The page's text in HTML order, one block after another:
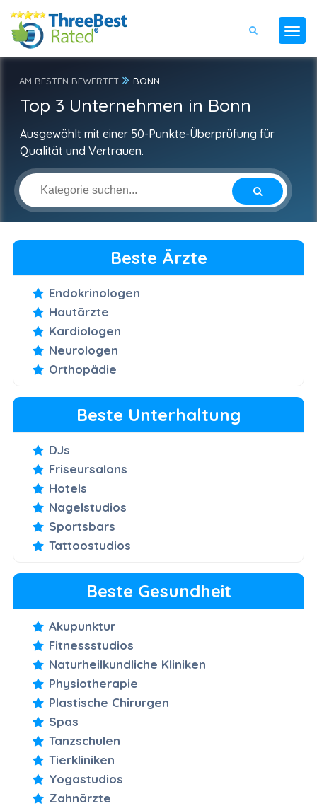
AM BESTEN BEWERTET BONN
Top 3 Unternehmen in Bonn
Ausgewählt mit einer 50-Punkte-Überprüfung für
Qualität und Vertrauen.
Beste Ärzte
Endokrinologen
Hautärzte
Kardiologen
Neurologen
Orthopädie
Beste Unterhaltung
DJs
Friseursalons
Hotels
Nagelstudios
Sportsbars
Tattoostudios
Beste Gesundheit
Akupunktur
Fitnessstudios
Naturheilkundliche Kliniken
Physiotherapie
Plastische Chirurgen
Spas
Tanzschulen
Tierkliniken
Yogastudios
Zahnärzte